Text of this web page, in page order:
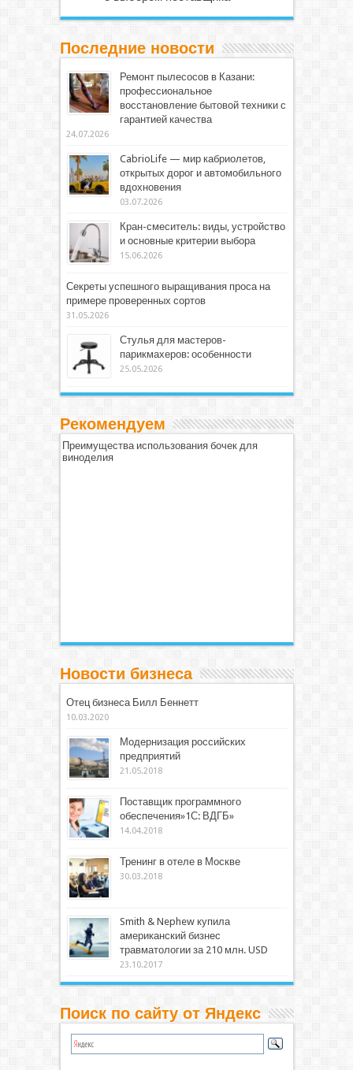
Последние новости
Ремонт пылесосов в Казани:
профессиональное
восстановление бытовой техники с
гарантией качества
24.07.2026
CabrioLife — мир кабриолетов,
открытых дорог и автомобильного
вдохновения
03.07.2026
Кран-смеситель: виды, устройство
и основные критерии выбора
15.06.2026
Секреты успешного выращивания проса на
примере проверенных сортов
31.05.2026
Стулья для мастеров-
парикмахеров: особенности
25.05.2026
Рекомендуем
Преимущества использования бочек для
виноделия
Новости бизнеса
Отец бизнеса Билл Беннетт
10.03.2020
Модернизация российских
предприятий
21.05.2018
Поставщик программного
обеспечения»1С: ВДГБ»
14.04.2018
Тренинг в отеле в Москве
30.03.2018
Smith & Nephew купила
американский бизнес
травматологии за 210 млн. USD
23.10.2017
Поиск по сайту от Яндекс